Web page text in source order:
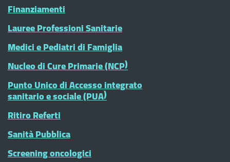
Finanziamenti
Lauree Professioni Sanitarie
Medici e Pediatri di Famiglia
Nucleo di Cure Primarie (NCP)
Punto Unico di Accesso integrato
sanitario e sociale (PUA)
Ritiro Referti
Sanità Pubblica
Screening oncologici